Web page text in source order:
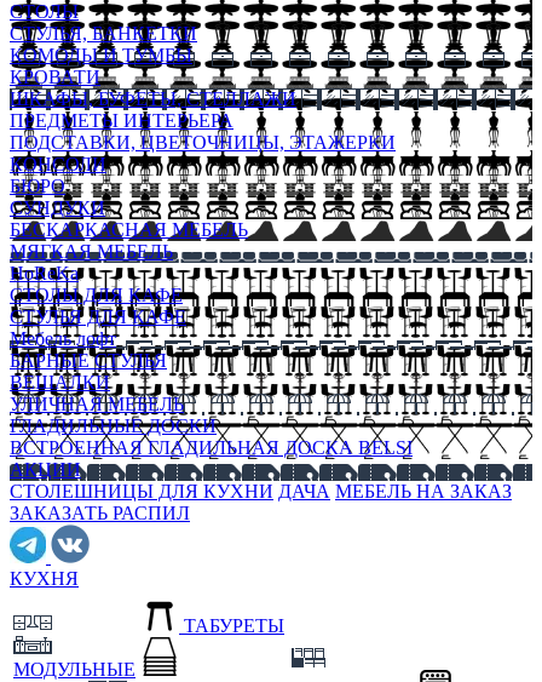
СТОЛЫ
СТУЛЬЯ, БАНКЕТКИ
КОМОДЫ И ТУМБЫ
КРОВАТИ
ШКАФЫ, БУФЕТЫ, СТЕЛЛАЖИ
ПРЕДМЕТЫ ИНТЕРЬЕРА
ПОДСТАВКИ, ЦВЕТОЧНИЦЫ, ЭТАЖЕРКИ
КОНСОЛИ
БЮРО
СУНДУКИ
БЕСКАРКАСНАЯ МЕБЕЛЬ
МЯГКАЯ МЕБЕЛЬ
HoReKa
СТОЛЫ ДЛЯ КАФЕ
СТУЛЬЯ ДЛЯ КАФЕ
Мебель лофт
БАРНЫЕ СТУЛЬЯ
ВЕШАЛКИ
УЛИЧНАЯ МЕБЕЛЬ
ГЛАДИЛЬНЫЕ ДОСКИ
ВСТРОЕННАЯ ГЛАДИЛЬНАЯ ДОСКА BELSI
АКЦИИ
СТОЛЕШНИЦЫ ДЛЯ КУХНИ ДАЧА МЕБЕЛЬ НА ЗАКАЗ
ЗАКАЗАТЬ РАСПИЛ
КУХНЯ
МОДУЛЬНЫЕ
ТАБУРЕТЫ